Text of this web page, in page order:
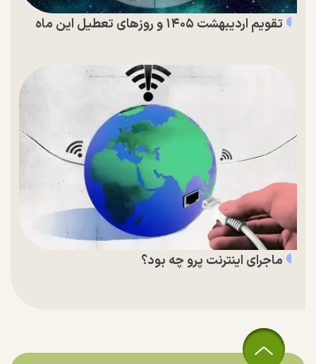
تقویم اردیبهشت ۱۴۰۵ و روز‌های تعطیل این ماه
ماجرای اینترنت پرو چه بود؟